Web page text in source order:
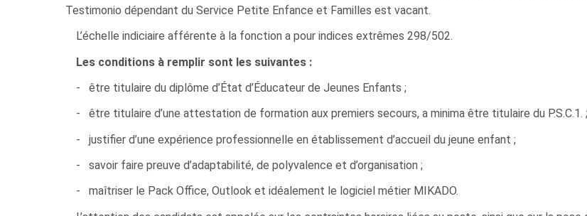
Testimonio dépendant du Service Petite Enfance et Familles est vacant.
L’échelle indiciaire afférente à la fonction a pour indices extrêmes 298/502.
Les conditions à remplir sont les suivantes :
- être titulaire du diplôme d’État d’Éducateur de Jeunes Enfants ;
- être titulaire d’une attestation de formation aux premiers secours, a minima être titulaire du P.S.C.1. ;
- justifier d’une expérience professionnelle en établissement d’accueil du jeune enfant ;
- savoir faire preuve d’adaptabilité, de polyvalence et d’organisation ;
- maîtriser le Pack Office, Outlook et idéalement le logiciel métier MIKADO.